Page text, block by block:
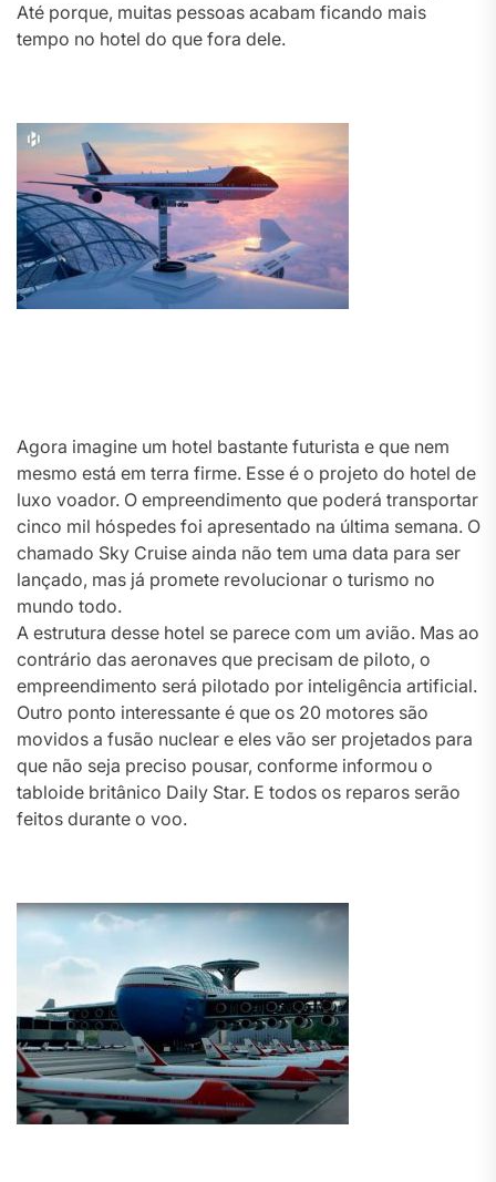
Até porque, muitas pessoas acabam ficando mais
tempo no hotel do que fora dele.
Agora imagine um hotel bastante futurista e que nem
mesmo está em terra firme. Esse é o projeto do hotel de
luxo voador. O empreendimento que poderá transportar
cinco mil hóspedes foi apresentado na última semana. O
chamado Sky Cruise ainda não tem uma data para ser
lançado, mas já promete revolucionar o turismo no
mundo todo.
A estrutura desse hotel se parece com um avião. Mas ao
contrário das aeronaves que precisam de piloto, o
empreendimento será pilotado por inteligência artificial.
Outro ponto interessante é que os 20 motores são
movidos a fusão nuclear e eles vão ser projetados para
que não seja preciso pousar, conforme informou o
tabloide britânico Daily Star. E todos os reparos serão
feitos durante o voo.